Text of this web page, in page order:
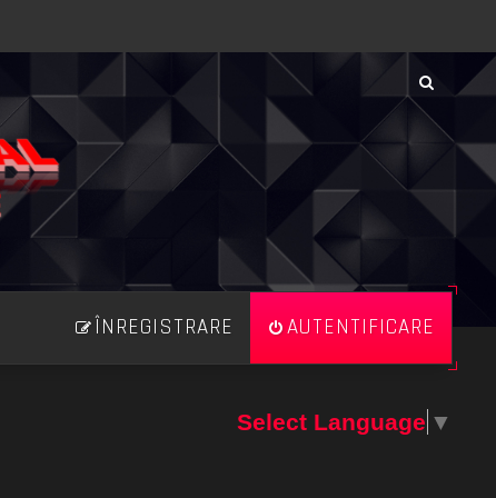
AUTENTIFICARE
ÎNREGISTRARE
Select Language ▼